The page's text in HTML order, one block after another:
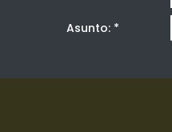
Asunto: *